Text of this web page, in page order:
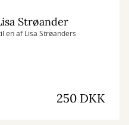
Strøander
en af Lisa Strøanders
250 DKK